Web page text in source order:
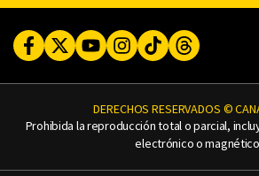
FacebookTwitterYoutubeInstagram
TikTokThreads
DERECHOS RESERVADOS ©
Prohibida la reproducción total o parcial,
electrónico o